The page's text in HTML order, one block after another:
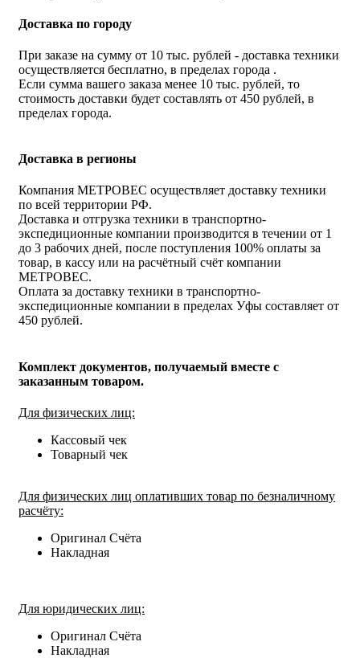
Доставка по городу
При заказе на сумму от 10 тыс. рублей - доставка техники
осуществляется бесплатно, в пределах города .
Если сумма вашего заказа менее 10 тыс. рублей, то
стоимость доставки будет составлять от 450 рублей, в
пределах города.
Доставка в регионы
Компания МЕТРОВЕС осуществляет доставку техники
по всей территории РФ.
Доставка и отгрузка техники в транспортно-
экспедиционные компании производится в течении от 1
до 3 рабочих дней, после поступления 100% оплаты за
товар, в кассу или на расчётный счёт компании
МЕТРОВЕС.
Оплата за доставку техники в транспортно-
экспедиционные компании в пределах Уфы составляет от
450 рублей.
Комплект документов, получаемый вместе с
заказанным товаром.
Для физических лиц:
Кассовый чек
Товарный чек
Для физических лиц оплативших товар по безналичному
расчёту:
Оригинал Счёта
Накладная
Для юридических лиц:
Оригинал Счёта
Накладная